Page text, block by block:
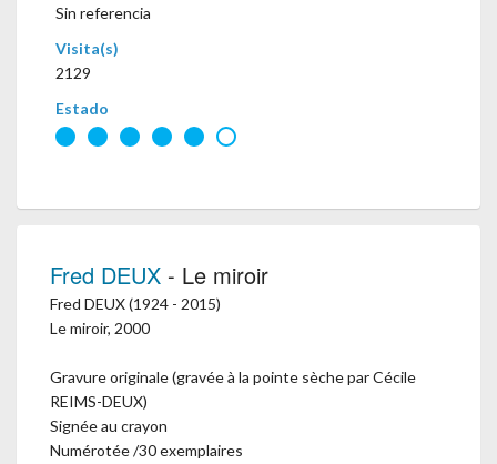
Sin referencia
Visita(s)
2129
Estado
Fred DEUX - Le miroir
Fred DEUX (1924 - 2015)
Le miroir, 2000
Gravure originale (gravée à la pointe sèche par Cécile
REIMS-DEUX)
Signée au crayon
Numérotée /30 exemplaires